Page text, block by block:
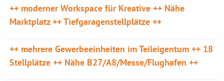
++ moderner Workspace für Kreative ++ Nähe
Marktplatz ++ Tiefgaragenstellplätze ++
++ mehrere Gewerbeeinheiten im Teileigentum ++ 18
Stellplätze ++ Nähe B27/A8/Messe/Flughafen ++